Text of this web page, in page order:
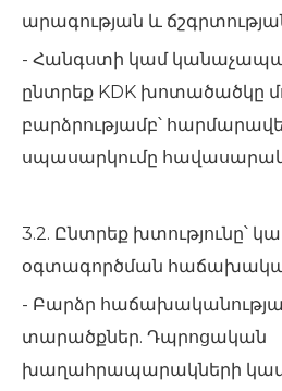
արագության և
- Հանգստի կամ
ընտրեք KDK խոտածածկը
բարձրությամբ՝
սպասարկումը
3.2. Ընտրեք խտությունը՝
օգտագործման
- Բարձր
տարածքներ. Դպրոցական
խաղահրապարակների կամ